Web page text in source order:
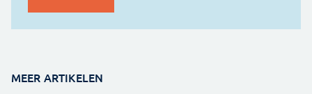
MEER ARTIKELEN